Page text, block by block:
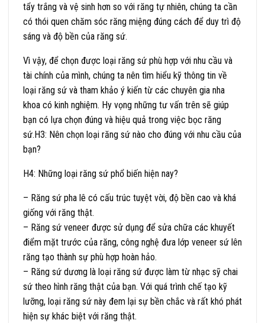
tẩy trắng và vệ sinh hơn so với răng tự nhiên, chúng ta cần
có thói quen chăm sóc răng miệng đúng cách để duy trì độ
sáng và độ bền của răng sứ.
Vì vậy, để chọn được loại răng sứ phù hợp với nhu cầu và
tài chính của mình, chúng ta nên tìm hiểu kỹ thông tin về
loại răng sứ và tham khảo ý kiến từ các chuyên gia nha
khoa có kinh nghiệm. Hy vọng những tư vấn trên sẽ giúp
bạn có lựa chọn đúng và hiệu quả trong việc bọc răng
sứ.H3: Nên chọn loại răng sứ nào cho đúng với nhu cầu của
bạn?
H4: Những loại răng sứ phổ biến hiện nay?
– Răng sứ pha lê có cấu trúc tuyệt vời, độ bền cao và khá
giống với răng thật.
– Răng sứ veneer được sử dụng để sửa chữa các khuyết
điểm mặt trước của răng, công nghệ đưa lớp veneer sứ lên
răng tạo thành sự phù hợp hoàn hảo.
– Răng sứ dương là loại răng sứ được làm từ nhạc sỹ chai
sứ theo hình răng thật của bạn. Với quá trình chế tạo kỹ
lưỡng, loại răng sứ này đem lại sự bền chắc và rất khó phát
hiện sự khác biệt với răng thật.